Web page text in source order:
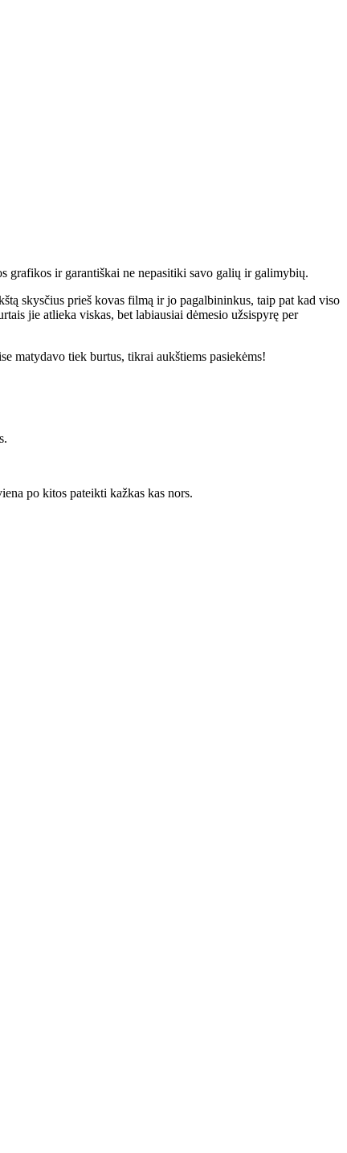
grafikos ir garantiškai ne nepasitiki savo galių ir galimybių.
skysčius prieš kovas filmą ir jo pagalbininkus, taip pat kad viso
jie atlieka viskas, bet labiausiai dėmesio užsispyrę per
matydavo tiek burtus, tikrai aukštiems pasiekėms!
po kitos pateikti kažkas kas nors.